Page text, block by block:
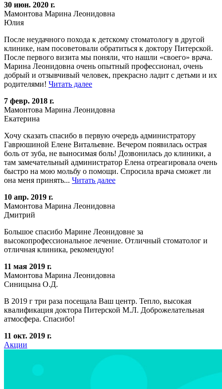
30 июн. 2020 г.
Мамонтова Марина Леонидовна
Юлия
После неудачного похода к детскому стоматологу в другой
клинике, нам посоветовали обратиться к доктору Питерской.
После первого визита мы поняли, что нашли «своего» врача.
Марина Леонидовна очень опытный профессионал, очень
добрый и отзывчивый человек, прекрасно ладит с детьми и их
родителями! Читать далее
7 февр. 2018 г.
Мамонтова Марина Леонидовна
Екатерина
Хочу сказать спасибо в первую очередь администратору
Гаврюшиной Елене Витальевне. Вечером появилась острая
боль от зуба, не выносимая боль! Дозвонилась до клиники, а
там замечательный администратор Елена отреагировала очень
быстро на мою мольбу о помощи. Спросила врача сможет ли
она меня принять... Читать далее
10 апр. 2019 г.
Мамонтова Марина Леонидовна
Дмитрий
Большое спасибо Марине Леонидовне за
высокопрофессиональное лечение. Отличный стоматолог и
отличная клиника, рекомендую!
11 мая 2019 г.
Мамонтова Марина Леонидовна
Синицына О.Д.
В 2019 г три раза посещала Ваш центр. Тепло, высокая
квалификация доктора Питерской М.Л. Доброжелательная
атмосфера. Спасибо!
11 окт. 2019 г.
Акции